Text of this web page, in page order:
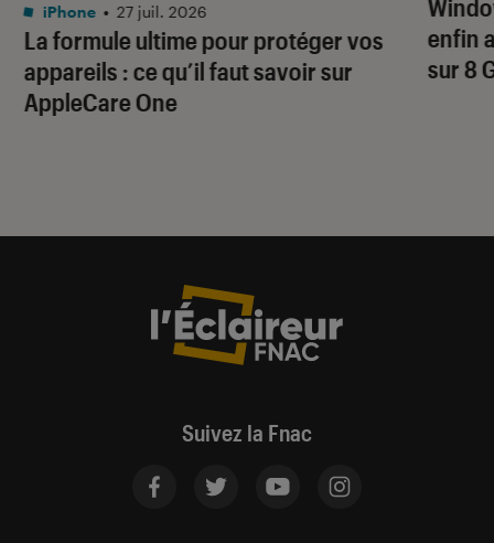
La formule ultime pour protéger vos
appareils : ce qu’il faut savoir sur
AppleCare One
iPhone • 27 juil. 2026
enfin
sur 8
Suivez la Fnac